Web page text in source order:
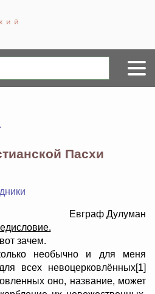
Пасхи
Евграф Дулуман
зачем.
необычно и для меня
всех невоцерковлённых[1]
оно, название, может